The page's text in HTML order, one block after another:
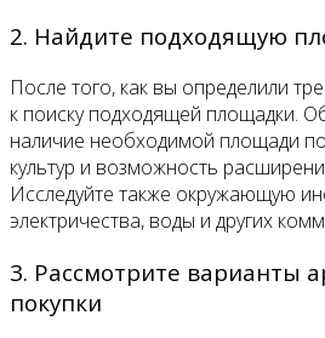
2. Найдите подходящую
После того, как вы определили
к поиску подходящей площадки.
наличие необходимой площади
культур и возможность
Исследуйте также окружающую
электричества, воды и других
3. Рассмотрите варианты
покупки